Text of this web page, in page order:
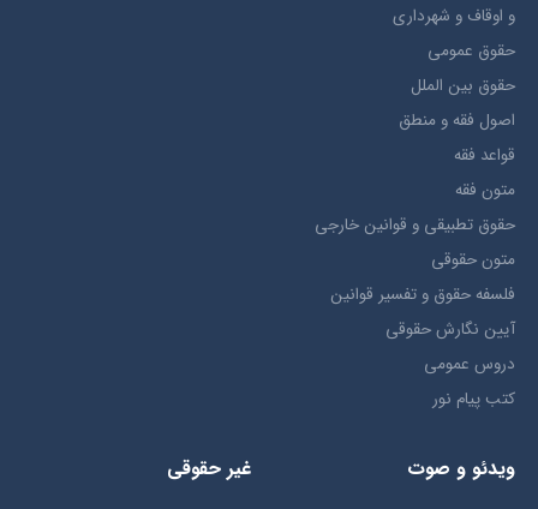
و اوقاف و شهرداری
حقوق عمومی
حقوق بين الملل
اصول فقه و منطق
قواعد فقه
متون فقه
حقوق تطبيقي و قوانین خارجی
متون حقوقي
فلسفه حقوق و تفسیر قوانین
آیین نگارش حقوقی
دروس عمومی
کتب پیام نور
ویدئو و صوت غیر حقوقی